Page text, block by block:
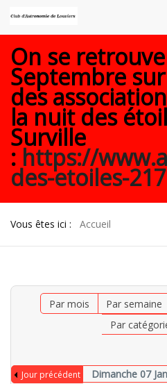
On se
Septembre
des
la nuit des
Surville
: https://
des-etoiles-217
Vous êtes ici : Accueil
Par mois Par semaine
Par
Jour précédent Dimanche 07